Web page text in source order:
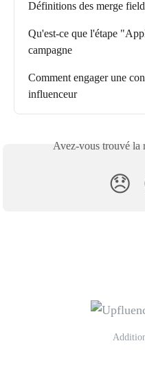
Définitions des merge
Qu'est-ce que l'étape
campagne
Comment engager une
influenceur
Avez-vous trouvé la
😞